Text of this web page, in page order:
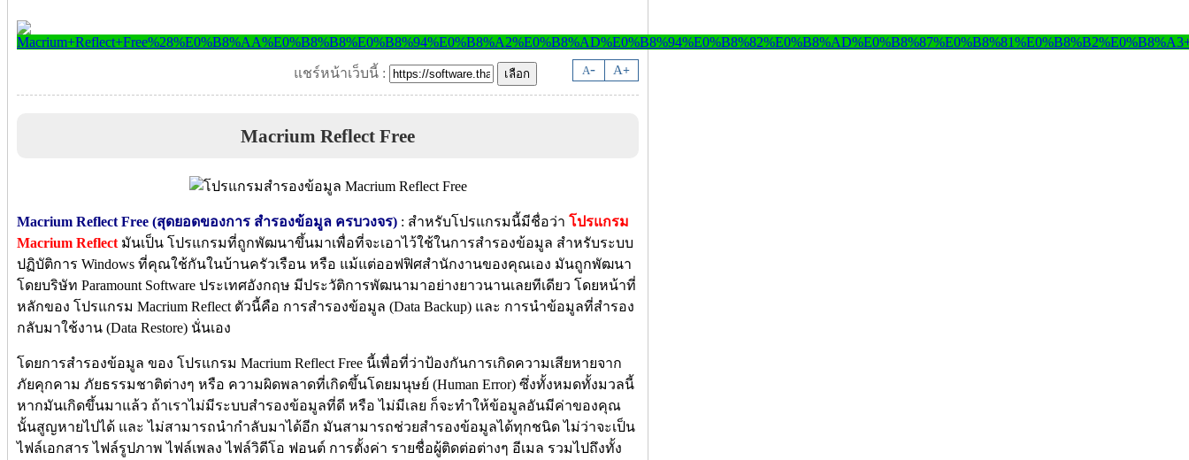
A- A+
แชร์หน้าเว็บนี้ :
Macrium Reflect Free
Macrium Reflect Free (สุดยอดของการ สำรองข้อมูล ครบวงจร) : สำหรับโปรแกรมนี้มีชื่อว่า โปรแกรม
Macrium Reflect มันเป็น โปรแกรมที่ถูกพัฒนาขึ้นมาเพื่อที่จะเอาไว้ใช้ในการสำรองข้อมูล สำหรับระบบ
ปฏิบัติการ Windows ที่คุณใช้กันในบ้านครัวเรือน หรือ แม้แต่ออฟฟิศสำนักงานของคุณเอง มันถูกพัฒนา
โดยบริษัท Paramount Software ประเทศอังกฤษ มีประวัติการพัฒนามาอย่างยาวนานเลยทีเดียว โดยหน้าที่
หลักของ โปรแกรม Macrium Reflect ตัวนี้คือ การสำรองข้อมูล (Data Backup) และ การนำข้อมูลที่สำรอง
กลับมาใช้งาน (Data Restore) นั่นเอง
โดยการสำรองข้อมูล ของ โปรแกรม Macrium Reflect Free นี้เพื่อที่ว่าป้องกันการเกิดความเสียหายจาก
ภัยคุกคาม ภัยธรรมชาติต่างๆ หรือ ความผิดพลาดที่เกิดขึ้นโดยมนุษย์ (Human Error) ซึ่งทั้งหมดทั้งมวลนี้
หากมันเกิดขึ้นมาแล้ว ถ้าเราไม่มีระบบสำรองข้อมูลที่ดี หรือ ไม่มีเลย ก็จะทำให้ข้อมูลอันมีค่าของคุณ
นั้นสูญหายไปได้ และ ไม่สามารถนำกำลับมาได้อีก มันสามารถช่วยสำรองข้อมูลได้ทุกชนิด ไม่ว่าจะเป็น
ไฟล์เอกสาร ไฟล์รูปภาพ ไฟล์เพลง ไฟล์วิดีโอ ฟอนต์ การตั้งค่า รายชื่อผู้ติดต่อต่างๆ อีเมล รวมไปถึงทั้ง